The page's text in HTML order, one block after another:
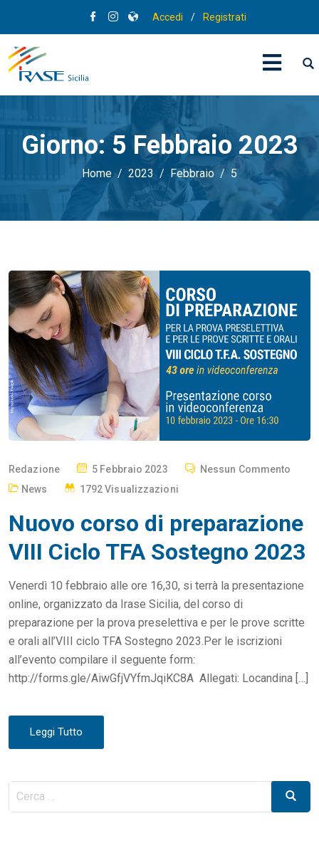
Accedi / Registrati
Giorno:5 Febbraio 2023
Home 2023 Febbraio 5
Redazione
P
O
T
D
5 Febbraio 2023
Nessun Commento
News
1792 Visualizzazioni
Nuovo corso di preparazione
VIII Ciclo TFA Sostegno 2023
Venerdì 10 febbraio alle ore 16,30, si terrà la presentazione
online, organizzato da Irase Sicilia, del corso di
preparazione per la prova preselettiva e per le prove scritte
e orali all’VIII ciclo TFA Sostegno 2023.Per le iscrizioni
all’evento compilare il seguente form:
http://forms.gle/AiwGfjVYfmJqiKC8A Allegati: Locandina […]
Leggi Tutto
Cerca
per:
Cerca